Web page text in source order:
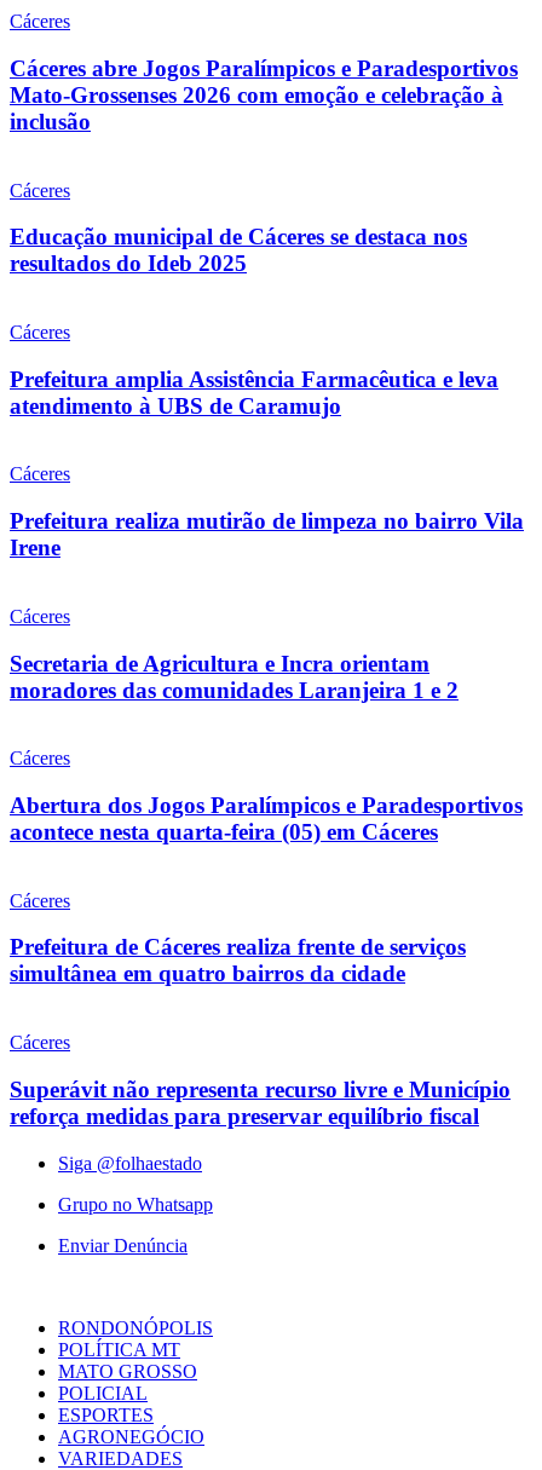
Cáceres
Cáceres abre Jogos Paralímpicos e Paradesportivos
Mato-Grossenses 2026 com emoção e celebração à
inclusão
Cáceres
Educação municipal de Cáceres se destaca nos
resultados do Ideb 2025
Cáceres
Prefeitura amplia Assistência Farmacêutica e leva
atendimento à UBS de Caramujo
Cáceres
Prefeitura realiza mutirão de limpeza no bairro Vila
Irene
Cáceres
Secretaria de Agricultura e Incra orientam
moradores das comunidades Laranjeira 1 e 2
Cáceres
Abertura dos Jogos Paralímpicos e Paradesportivos
acontece nesta quarta-feira (05) em Cáceres
Cáceres
Prefeitura de Cáceres realiza frente de serviços
simultânea em quatro bairros da cidade
Cáceres
Superávit não representa recurso livre e Município
reforça medidas para preservar equilíbrio fiscal
Siga @folhaestado
Grupo no Whatsapp
Enviar Denúncia
RONDONÓPOLIS
POLÍTICA MT
MATO GROSSO
POLICIAL
ESPORTES
AGRONEGÓCIO
VARIEDADES